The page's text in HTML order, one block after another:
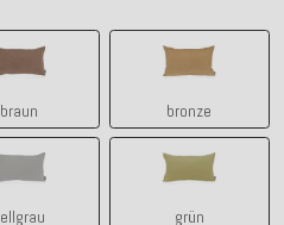
braun
braun
bronze
bronze
hellgrau
grün
grün